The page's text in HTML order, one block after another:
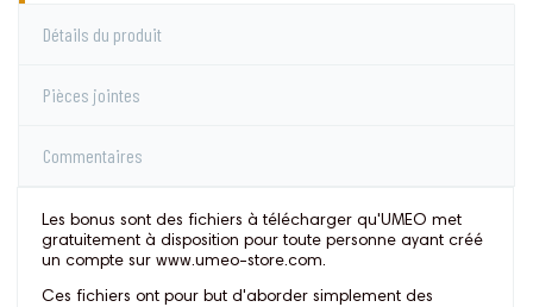
Détails du produit
Pièces jointes
Commentaires
Les bonus sont des fichiers à télécharger qu'UMEO met
gratuitement à disposition pour toute personne ayant créé
un compte sur www.umeo-store.com.
Ces fichiers ont pour but d'aborder simplement des